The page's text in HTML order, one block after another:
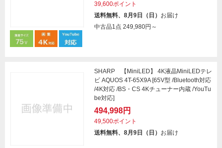
39,600ポイント
送料無料、8月9日（日） お届け
中古品1点 249,980円～
SHARP 【MiniLED】 4K液晶MiniLEDテレ
ビ AQUOS 4T-65X9A [65V型 /Bluetooth対応
/4K対応 /BS・CS 4Kチューナー内蔵 /YouTu
be対応]
494,998円
49,500ポイント
送料無料、8月9日（日） お届け